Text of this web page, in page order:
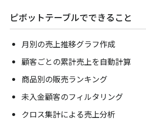
ピボットテーブルでできること
月別の売上推移グラフ作成
顧客ごとの累計売上を自動計算
商品別の販売ランキング
未入金顧客のフィルタリング
クロス集計による売上分析